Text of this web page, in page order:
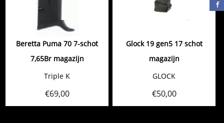
Beretta Puma 70 7-schot
7,65Br magazijn
Triple K
€69,00
Glock 19 gen5 17 schot
magazijn
GLOCK
€50,00